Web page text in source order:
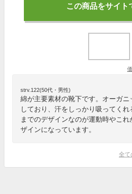
この商品をサイト
strv.122(50代・男性)
綿が主要素材の靴下です。オーガニ
しており、汗をしっかり吸ってく
までのデザインなのが運動時やこ
ザインになっています。
全て